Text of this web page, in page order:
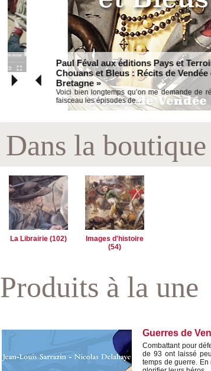
Paul Féval aux éditions Pays et Terroirs «
Chouans et Bleus : Récits de Vendée et de
Bretagne »
Voici bien longtemps qu’on me demande de réunir
faisceau les épisodes de...
Dans la boutique
La Librairie (102)
Images d'histoire
(54)
Produits à la une
Guerres de
Combattant pour
de 93 ont laissé
temps de guerre.